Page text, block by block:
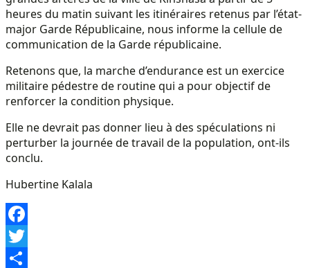
heures du matin suivant les itinéraires retenus par l’état-
major Garde Républicaine, nous informe la cellule de
communication de la Garde républicaine.
Retenons que, la marche d’endurance est un exercice
militaire pédestre de routine qui a pour objectif de
renforcer la condition physique.
Elle ne devrait pas donner lieu à des spéculations ni
perturber la journée de travail de la population, ont-ils
conclu.
Hubertine Kalala
Facebook
Twitter